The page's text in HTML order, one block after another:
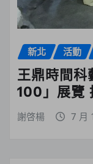
新北 活動
王鼎時間
100」展覽
謝啓楊 7 月